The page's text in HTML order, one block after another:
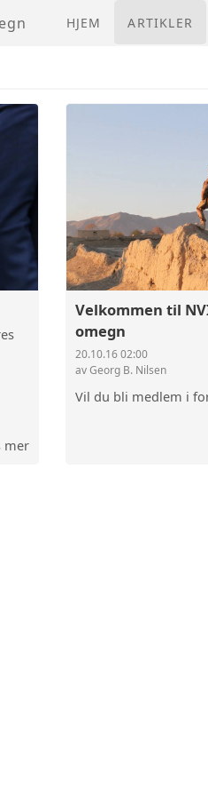
HJEM ARTIKLER
mer
Velkommen til
omegn
20.10.16 02:00
av Georg B. Nilsen
Vil du bli medlem i